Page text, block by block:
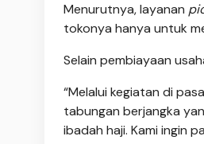
Menurutnya, layanan
tokonya hanya untuk
Selain pembiayaan
“Melalui kegiatan di
tabungan berjangka
ibadah haji. Kami ingin